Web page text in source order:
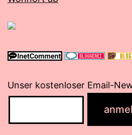
Unser kostenloser Email-